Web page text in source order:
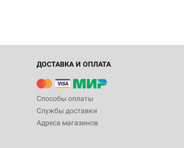
ДОСТАВКА И ОПЛАТА
Способы оплаты
Службы доставки
Адреса магазинов